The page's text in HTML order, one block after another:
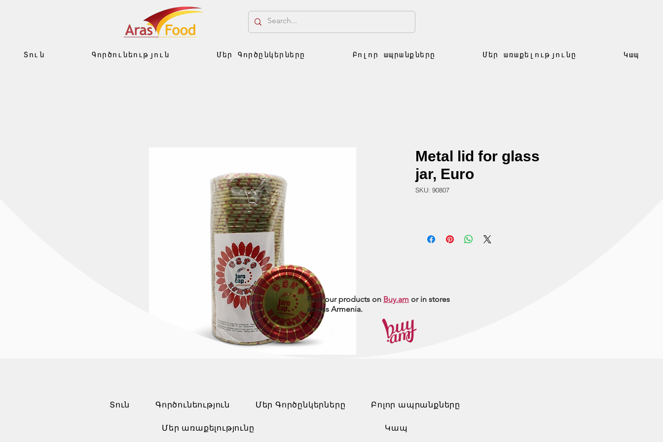
Տուն Գործունեություն Մեր Գործընկերները Բոլոր ապրանքները Մեր առաքելությունը Կապ
Metal lid for glass
jar, Euro
SKU: 90807
Find our products on Buy.am or in stores
across Armenia.
Տուն Գործունեություն Մեր Գործընկերները Բոլոր ապրանքները
Մեր առաքելությունը Կապ